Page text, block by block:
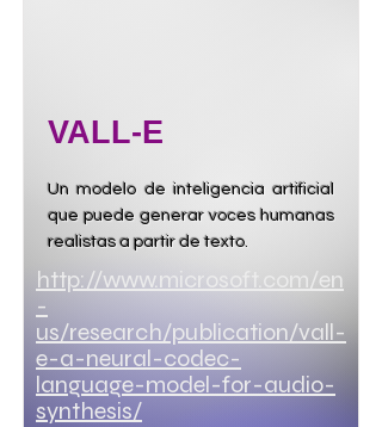
VALL-E
Un modelo de inteligencia artificial
que puede generar voces humanas
realistas a partir de texto.
http://www.microsoft.com/en
-
us/research/publication/vall-
e-a-neural-codec-
language-model-for-audio-
synthesis/